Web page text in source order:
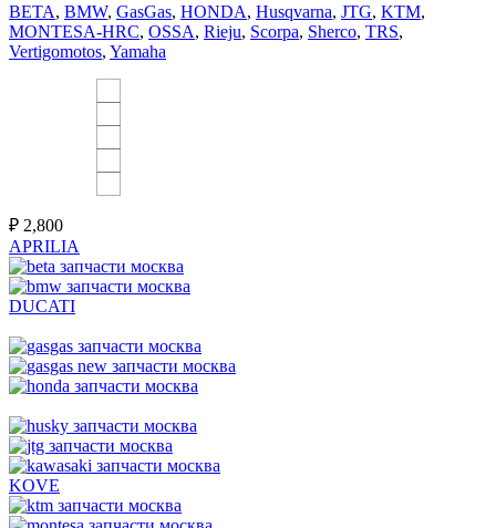
BETA, BMW, GasGas, HONDA, Husqvarna, JTG, KTM,
MONTESA-HRC, OSSA, Rieju, Scorpa, Sherco, TRS,
Vertigomotos, Yamaha
₽ 2,800
APRILIA
DUCATI
KOVE